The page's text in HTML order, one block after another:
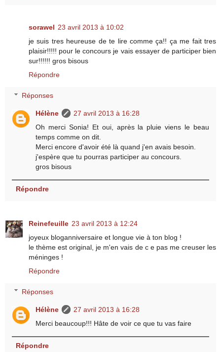
sorawel 23 avril 2013 à 10:02
je suis tres heureuse de te lire comme ça!! ça me fait tres
plaisir!!!!! pour le concours je vais essayer de participer bien
sur!!!!!! gros bisous
Répondre
Réponses
Hélène
27 avril 2013 à 16:28
Oh merci Sonia! Et oui, après la pluie viens le beau
temps comme on dit.
Merci encore d'avoir été là quand j'en avais besoin.
j'espère que tu pourras participer au concours.
gros bisous
Répondre
Reinefeuille 23 avril 2013 à 12:24
joyeux bloganniversaire et longue vie à ton blog !
le thème est original, je m'en vais de c e pas me creuser les
méninges !
Répondre
Réponses
Hélène
27 avril 2013 à 16:28
Merci beaucoup!!! Hâte de voir ce que tu vas faire
Répondre